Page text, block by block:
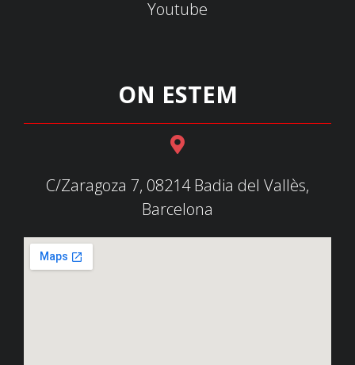
Youtube
ON ESTEM
C/Zaragoza 7, 08214 Badia del Vallès,
Barcelona